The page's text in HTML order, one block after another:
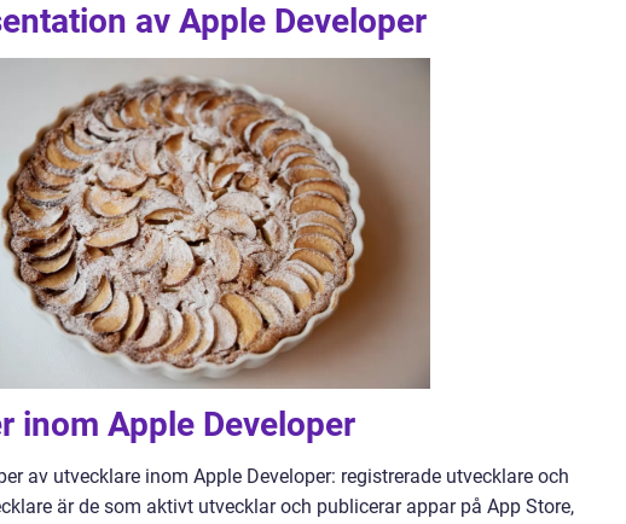
av Apple Developer
inom Apple Developer
av utvecklare inom Apple Developer: registrerade utvecklare och
är de som aktivt utvecklar och publicerar appar på App Store,